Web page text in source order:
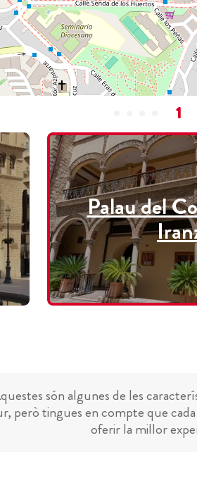
1
Palau del
són algunes de les
però tingues en compte que
oferir la millor